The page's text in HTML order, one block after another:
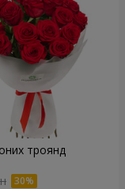
троянд